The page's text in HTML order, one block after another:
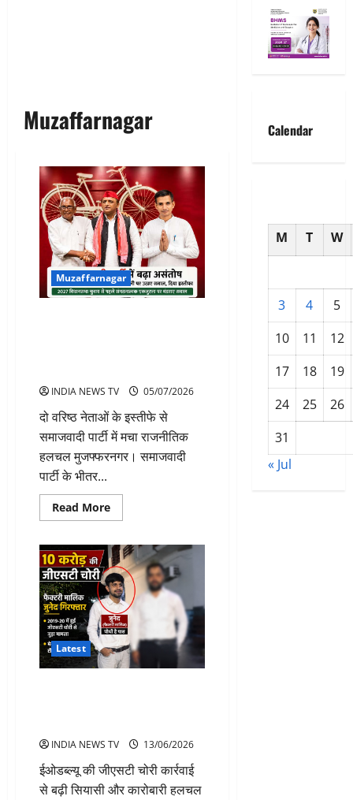
Muzaffarnagar
Muzaffarnagar
INDIA NEWS TV 05/07/2026
‎दो वरिष्ठ नेताओं के इस्तीफे से
समाजवादी पार्टी में मचा राजनीतिक
हलचल मुजफ्फरनगर। समाजवादी
पार्टी के भीतर...
Read MoreRead
more
पार्टी
में
बढ़ा
असंतोष:
दो
वरिष्ठ
पदाधिकारियों
ने
जिलाध्यक्ष
की
कार्यशैली
पर
Latest
INDIA NEWS TV 13/06/2026
ईओडब्ल्यू की जीएसटी चोरी कार्रवाई
से बढ़ी सियासी और कारोबारी हलचल
Calendar
M T W
3 4
5
10
11
12
17
18
19
24
25
26
31
« Jul